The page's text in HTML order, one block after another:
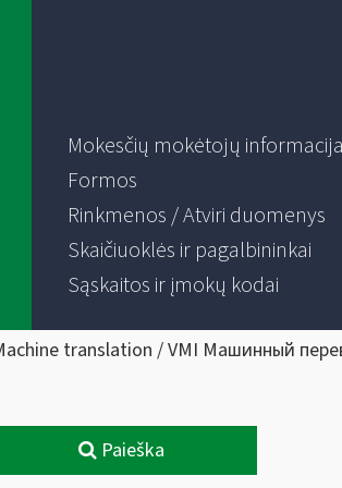
Mokesčių mokėtojų informacija
Formos
Rinkmenos / Atviri duomenys
Skaičiuoklės ir pagalbininkai
Sąskaitos ir įmokų kodai
translation / VMI Машинный
Paieška